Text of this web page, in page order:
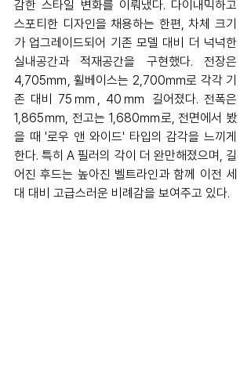
감한 스타일 변화를 이뤄냈다. 다이내믹하고
스포티한 디자인을 채용하는 한편, 차체 크기
가 업그레이드되어 기존 모델 대비 더 넉넉한
실내공간과 적재공간을 구현했다. 전장은
4,705㎜, 휠베이스는 2,700㎜로 각각 기
존 대비 75㎜, 40㎜ 길어졌다. 전폭은
1,865㎜, 전고는 1,680㎜로, 전면에서 봤
을 때 '로우 앤 와이드' 타입의 감각을 느끼게
한다. 특히 A 필러의 각이 더 완만해졌으며, 길
어진 후드는 높아진 벨트라인과 함께 이전 세
대 대비 고급스러운 비례감을 보여주고 있다.